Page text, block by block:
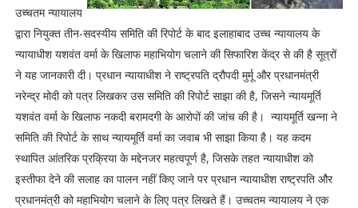
उच्चतम न्यायालय
द्वारा नियुक्त तीन-सदस्यीय समिति की रिपोर्ट के बाद इलाहाबाद उच्च न्यायालय के
न्यायाधीश यशवंत वर्मा के खिलाफ महाभियोग चलाने की सिफारिश केंद्र से की है सूत्रों
ने यह जानकारी दी। प्रधान न्यायाधीश ने राष्ट्रपति द्रौपदी मुर्मू और प्रधानमंत्री
नरेन्द्र मोदी को पत्र लिखकर उस समिति की रिपोर्ट साझा की है, जिसने न्यायमूर्ति
यशवंत वर्मा के खिलाफ नकदी बरामदगी के आरोपों की जांच की है। न्यायमूर्ति खन्ना ने
समिति की रिपोर्ट के साथ न्यायमूर्ति वर्मा का जवाब भी साझा किया है। यह कदम
स्थापित आंतरिक प्रक्रिया के मद्देनजर महत्वपूर्ण है, जिसके तहत न्यायाधीश को
इस्तीफा देने की सलाह का पालन नहीं किए जाने पर प्रधान न्यायाधीश राष्ट्रपति और
प्रधानमंत्री को महाभियोग चलाने के लिए पत्र लिखते हैं। उच्चतम न्यायालय ने एक